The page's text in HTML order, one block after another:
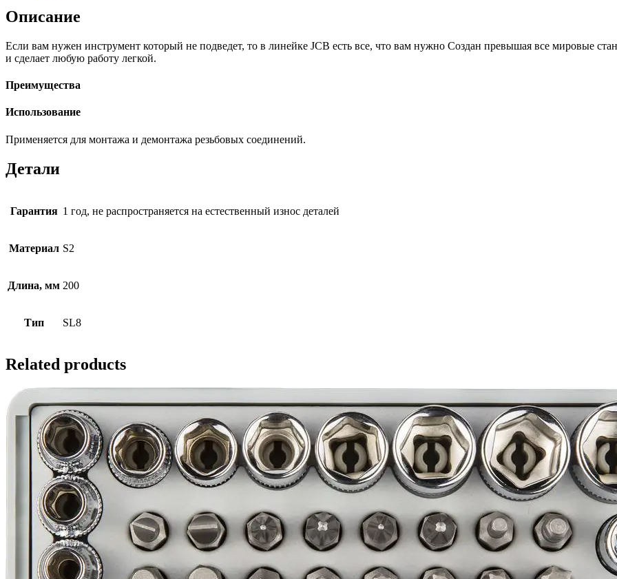
Описание
Если вам нужен инструмент который не подведет, то в линейке JCB есть все, что вам нужно Создан превышая все мировые
и сделает любую работу легкой.
Преимущества
Использование
Применяется для монтажа и демонтажа резьбовых соединений.
Детали
Гарантия 1 год, не распространяется на естественный износ деталей
Материал S2
Длина, мм 200
Тип SL8
Related products